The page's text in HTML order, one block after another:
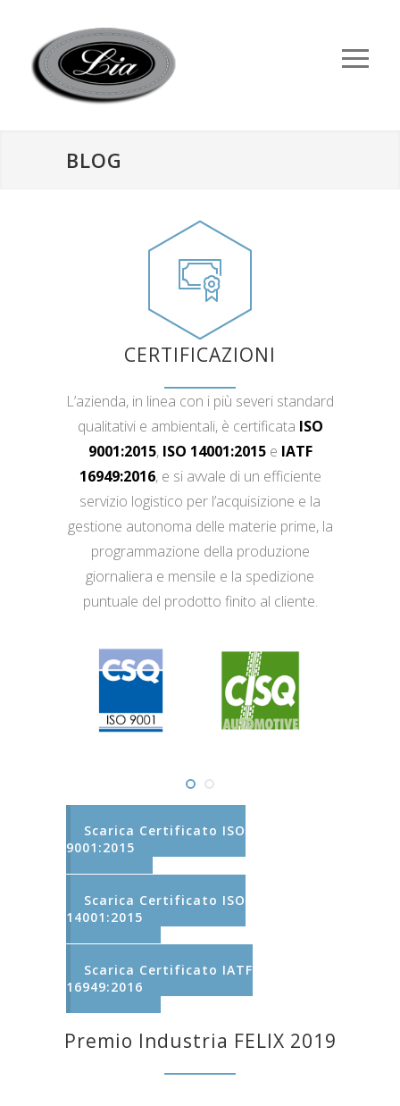
BLOG
CERTIFICAZIONI
L’azienda, in linea con i più severi standard
qualitativi e ambientali, è certificata ISO
9001:2015, ISO 14001:2015e IATF
16949:2016, e si avvale di un efficiente
servizio logistico per l’acquisizione e la
gestione autonoma delle materie prime, la
programmazione della produzione
giornaliera e mensile e la spedizione
puntuale del prodotto finito al cliente.
Scarica Certificato ISO
9001:2015
Scarica Certificato ISO
14001:2015
Scarica Certificato IATF
16949:2016
Premio Industria FELIX 2019